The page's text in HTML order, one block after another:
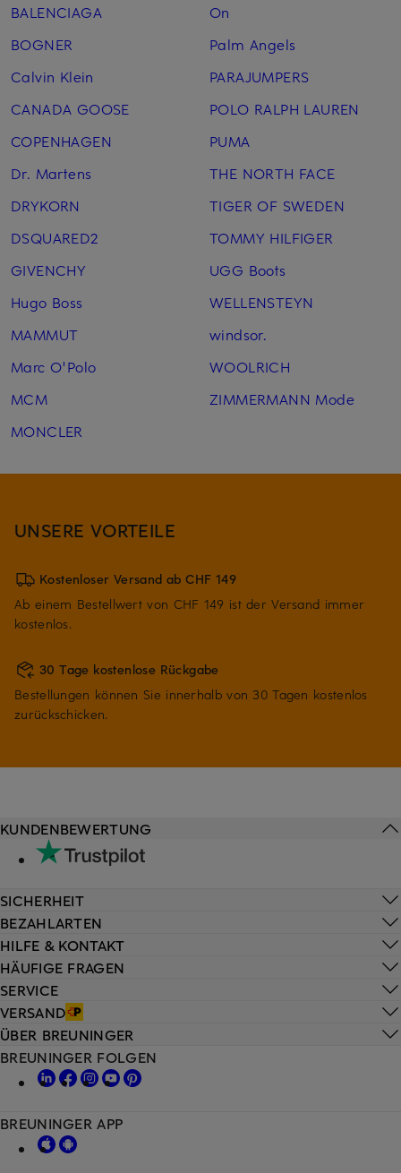
BALENCIAGA
BOGNER
Calvin Klein
CANADA GOOSE
COPENHAGEN
Dr. Martens
DRYKORN
DSQUARED2
GIVENCHY
Hugo Boss
MAMMUT
Marc O'Polo
MCM
MONCLER
On
Palm Angels
PARAJUMPERS
POLO RALPH LAUREN
PUMA
THE NORTH FACE
TIGER OF SWEDEN
TOMMY HILFIGER
UGG Boots
WELLENSTEYN
windsor.
WOOLRICH
ZIMMERMANN Mode
UNSERE VORTEILE
Kostenloser Versand ab CHF 149
Ab einem Bestellwert von CHF 149 ist der Versand immer
kostenlos.
30 Tage kostenlose Rückgabe
Bestellungen können Sie innerhalb von 30 Tagen kostenlos
zurückschicken.
HILFE & KONTAKT
HÄUFIGE FRAGEN
SERVICE
VERSAND
KUNDENBEWERTUNG
SICHERHEIT
BEZAHLARTEN
ÜBER BREUNINGER
BREUNINGER FOLGEN
BREUNINGER APP